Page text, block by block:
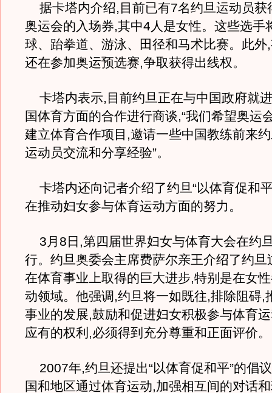
据卡塔内介绍,目前已有7名约旦运动员获
奥运会的入场券,其中4人是女性。这些选手
球、跆拳道、游泳、田径和马术比赛。此外
还在参加奥运预选赛,争取获得出线权。
卡塔内表示,目前约旦正在与中国政府就
国体育方面的合作进行商谈,“我们希望奥运
建立体育合作项目,邀请一些中国教练前来
运动员交流和分享经验”。
卡塔内还向记者介绍了约旦“以体育促和
在推动妇女参与体育运动方面的努力。
3月8日,第四届世界妇女与体育大会在约
行。约旦奥委会主席费萨尔亲王介绍了约旦
在体育事业上取得的巨大进步,特别是在女
动领域。他强调,约旦将一如既往,排除阻碍,
事业的发展,鼓励和促进妇女积极参与体育
应有的权利,必须得到充分尊重和正面评价。
2007年,约旦还提出“以体育促和平”的倡
国和地区通过体育运动,加强相互间的对话